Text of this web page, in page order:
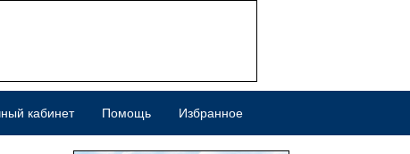
кабинет Помощь Избранное